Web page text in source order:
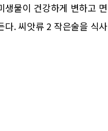
물이 건강하게 변하고 면
다. 씨앗류 2 작은술을 식사